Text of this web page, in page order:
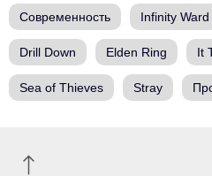
Современность Infinity Ward
Drill Down Elden Ring It
Sea of Thieves Stray